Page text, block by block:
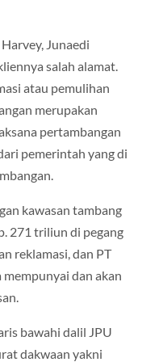
Junaedi
salah alamat.
atau pemulihan
merupakan
pertambangan
pemerintah yang di
kawasan tambang
271 triliun di pegang
reklamasi, dan PT
dan akan
bawahi dalil JPU
dakwaan yakni